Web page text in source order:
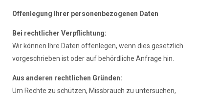
Offenlegung Ihrer personenbezogenen Daten
Bei rechtlicher Verpflichtung:
Wir können Ihre Daten offenlegen, wenn dies gesetzlich
vorgeschrieben ist oder auf behördliche Anfrage hin.
Aus anderen rechtlichen Gründen:
Um Rechte zu schützen, Missbrauch zu untersuchen,